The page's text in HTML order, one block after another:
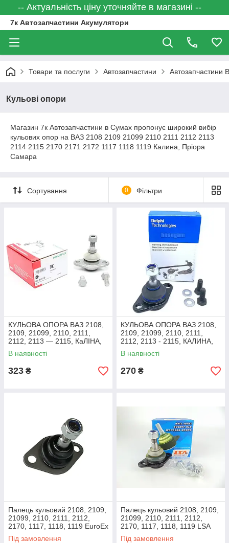
-- Актуальність ціну уточняйте в магазині --
7к Автозапчастини Акумулятори
Товари та послуги Автозапчастини Автозапчастини
Кульові опори
Магазин 7к Автозапчастини в Сумах пропонує широкий вибір
кульових опор на ВАЗ 2108 2109 21099 2110 2111 2112 2113
2114 2115 2170 2171 2172 1117 1118 1119 Калина, Пріора
Самара
Сортування 0 Фільтри
КУЛЬОВА ОПОРА ВАЗ 2108,
2109, 21099, 2110, 2111,
2112, 2113 — 2115, КаЛІНА,
ПРІОРА FAG 825 0027 10
В наявності
323 ₴
КУЛЬОВА ОПОРА ВАЗ 2108,
2109, 21099, 2110, 2111,
2112, 2113 - 2115, КАЛИНА,
ПРІОРА (2108-2904192)
В наявності
270 ₴
Палець кульовий 2108, 2109,
21099, 2110, 2111, 2112,
2170, 1117, 1118, 1119 EuroEx
(кульова опора)
Під замовлення
Палець кульовий 2108, 2109,
21099, 2110, 2111, 2112,
2170, 1117, 1118, 1119 LSA
(кульова опора)
Під замовлення